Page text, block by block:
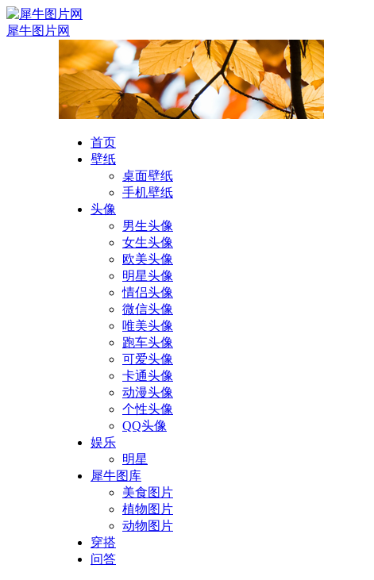
犀牛图片网
首页
壁纸
桌面壁纸
手机壁纸
头像
男生头像
女生头像
欧美头像
明星头像
情侣头像
微信头像
唯美头像
跑车头像
可爱头像
卡通头像
动漫头像
个性头像
QQ头像
娱乐
明星
犀牛图库
美食图片
植物图片
动物图片
穿搭
问答